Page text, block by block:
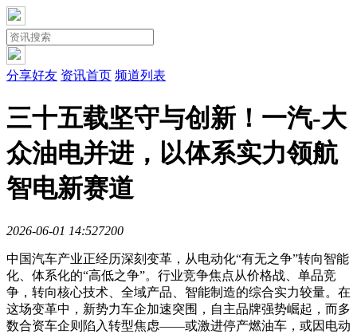
分享好友 资讯首页 频道列表
三十五载坚守与创新！一汽-大
众油电并进，以体系实力领航
智电新赛道
2026-06-01 14:527200
中国汽车产业正经历深刻变革，从电动化“有无之争”转向智能
化、体系化的“高低之争”。行业竞争焦点从价格战、单品竞
争，转向核心技术、全域产品、智能制造的综合实力较量。在
这场变革中，新势力车企加速突围，自主品牌强势崛起，而多
数合资车企则陷入转型焦虑——或激进停产燃油车，或因电动